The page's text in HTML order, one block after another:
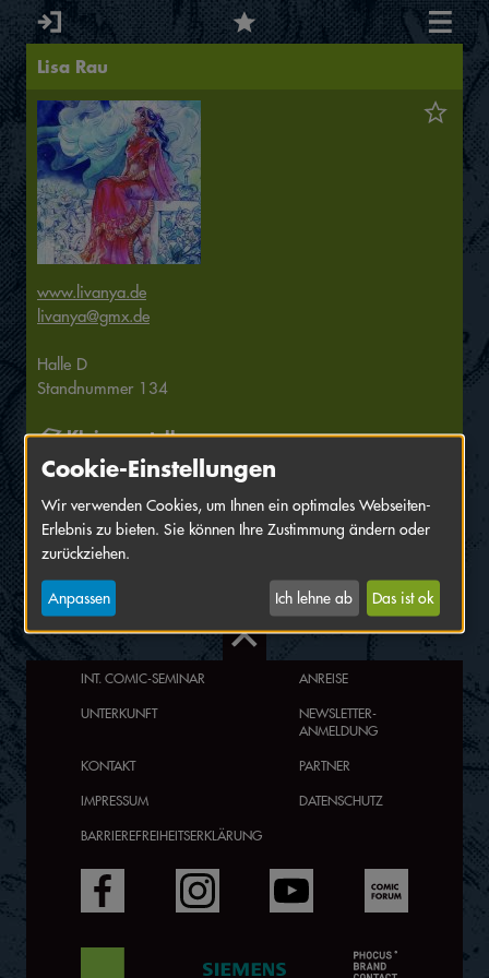
Lisa Rau
www.livanya.de
livanya@gmx.de
Halle D
Standnummer 134
Kleinaussteller
Die selbstverlegten Bücher und Comics von Lisa Rau (Manga
„Magical Girl Indigo“, ICOM Preisträger „Waldgeflüster“,
Bilderbuch „Hael und die Spiegeltore“) bezaubern durch
Illustrationen in fantasievollen Settings mit einem
außerordentlichem Gespür für Farben.
INT. COMIC-SEMINAR
ANREISE
UNTERKUNFT
NEWSLETTER-
ANMELDUNG
KONTAKT
PARTNER
IMPRESSUM
DATENSCHUTZ
BARRIEREFREIHEITSERKLÄRUNG
Cookie-Einstellungen
Wir verwenden Cookies, um Ihnen ein optimales Webseiten-
Erlebnis zu bieten. Sie können Ihre Zustimmung ändern oder
zurückziehen.
Anpassen Ich lehne ab Das ist ok